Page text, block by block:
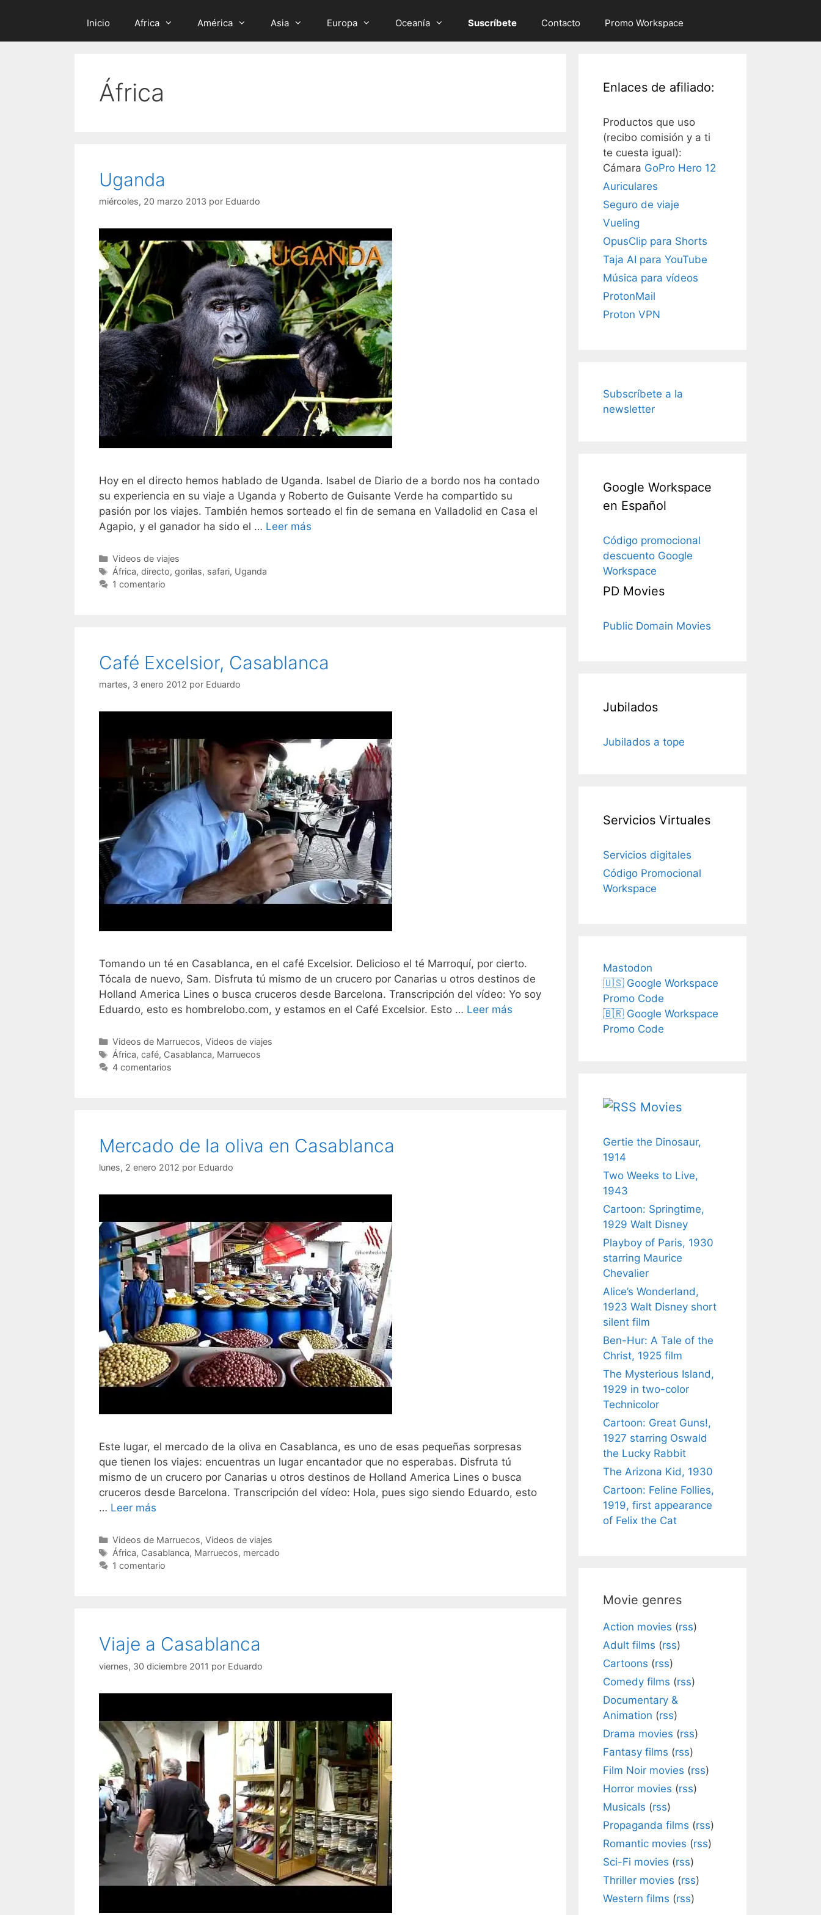
Inicio Africa América Asia Europa Oceanía Suscríbete Contacto Promo Workspace
África
Uganda
miércoles, 20 marzo 2013 por Eduardo
Hoy en el directo hemos hablado de Uganda. Isabel de Diario de a bordo nos ha contado
su experiencia en su viaje a Uganda y Roberto de Guisante Verde ha compartido su
pasión por los viajes. También hemos sorteado el fin de semana en Valladolid en Casa el
Agapio, y el ganador ha sido el … Leer más
Categorías
Videos de viajes
Etiquetas
África, directo, gorilas, safari, Uganda
1 comentario
Café Excelsior, Casablanca
martes, 3 enero 2012 por Eduardo
Tomando un té en Casablanca, en el café Excelsior. Delicioso el té Marroquí, por cierto.
Tócala de nuevo, Sam. Disfruta tú mismo de un crucero por Canarias u otros destinos de
Holland America Lines o busca cruceros desde Barcelona. Transcripción del vídeo: Yo soy
Eduardo, esto es hombrelobo.com, y estamos en el Café Excelsior. Esto … Leer más
Categorías
Videos de Marruecos, Videos de viajes
Etiquetas
África, café, Casablanca, Marruecos
4 comentarios
Mercado de la oliva en Casablanca
lunes, 2 enero 2012 por Eduardo
Este lugar, el mercado de la oliva en Casablanca, es uno de esas pequeñas sorpresas
que tienen los viajes: encuentras un lugar encantador que no esperabas. Disfruta tú
mismo de un crucero por Canarias u otros destinos de Holland America Lines o busca
cruceros desde Barcelona. Transcripción del vídeo: Hola, pues sigo siendo Eduardo, esto
… Leer más
Categorías
Videos de Marruecos, Videos de viajes
Etiquetas
África, Casablanca, Marruecos, mercado
1 comentario
Viaje a Casablanca
viernes, 30 diciembre 2011 por Eduardo
Enlaces de afiliado:
Productos que uso
(recibo comisión y a ti
te cuesta igual):
Cámara GoPro Hero 12
Auriculares
Seguro de viaje
Vueling
OpusClip para Shorts
Taja AI para YouTube
Música para vídeos
ProtonMail
Proton VPN
Subscríbete a la
newsletter
Google Workspace
en Español
Código promocional
descuento Google
Workspace
PD Movies
Public Domain Movies
Jubilados
Jubilados a tope
Servicios Virtuales
Servicios digitales
Código Promocional
Workspace
Mastodon
🇺🇸 Google Workspace
Promo Code
🇧🇷 Google Workspace
Promo Code
Movies
Gertie the Dinosaur,
1914
Two Weeks to Live,
1943
Cartoon: Springtime,
1929 Walt Disney
Playboy of Paris, 1930
starring Maurice
Chevalier
Alice’s Wonderland,
1923 Walt Disney short
silent film
Ben-Hur: A Tale of the
Christ, 1925 film
The Mysterious Island,
1929 in two-color
Technicolor
Cartoon: Great Guns!,
1927 starring Oswald
the Lucky Rabbit
The Arizona Kid, 1930
Cartoon: Feline Follies,
1919, first appearance
of Felix the Cat
Movie genres
Action movies (rss)
Adult films (rss)
Cartoons (rss)
Comedy films (rss)
Documentary &
Animation (rss)
Drama movies (rss)
Fantasy films (rss)
Film Noir movies (rss)
Horror movies (rss)
Musicals (rss)
Propaganda films (rss)
Romantic movies (rss)
Sci-Fi movies (rss)
Thriller movies (rss)
Western films (rss)